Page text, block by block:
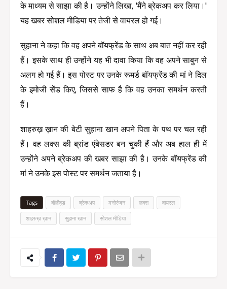
के माध्यम से साझा की है। उन्होंने लिखा, 'मैंने ब्रेकअप कर लिया।'
यह खबर सोशल मीडिया पर तेजी से वायरल हो गई।
सुहाना ने कहा कि वह अपने बॉयफ्रेंड के साथ अब बात नहीं कर रही
हैं। इसके साथ ही उन्होंने यह भी दावा किया कि वह अपने साबुन से
अलग हो गई हैं। इस पोस्ट पर उनके रूमर्ड बॉयफ्रेंड की मां ने दिल
के इमोजी सेंड किए, जिससे साफ है कि वह उनका समर्थन करती
हैं।
शाहरुख़ ख़ान की बेटी सुहाना खान अपने पिता के पथ पर चल रही
हैं। वह लक्स की ब्रांड एंबेसडर बन चुकी हैं और अब हाल ही में
उन्होंने अपने ब्रेकअप की खबर साझा की है। उनके बॉयफ्रेंड की
मां ने उनके इस पोस्ट पर समर्थन जताया है।
Tags बॉलीवुड ब्रेकअप मनोरंजन लक्स वायरल
शाहरुख़ ख़ान सुहाना खान सोशल मीडिया